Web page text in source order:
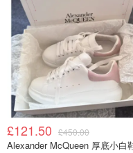
£121.50 £450.00
Alexander McQueen 厚底小白